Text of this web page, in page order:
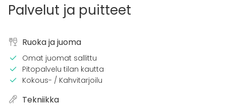
Palvelut ja puitteet
Ruoka ja juoma
Omat juomat sallittu
Pitopalvelu tilan kautta
Kokous- / Kahvitarjoilu
Tekniikka